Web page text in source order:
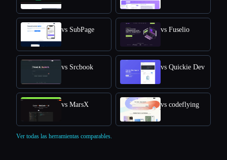
vs SubPage vs Fuselio
vs Srcbook vs Quickie Dev
vs MarsX vs codeflying
Ver todas las herramientas comparables.